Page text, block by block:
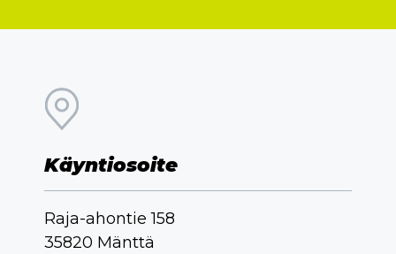
Käyntiosoite
Raja-ahontie 158
35820 Mänttä